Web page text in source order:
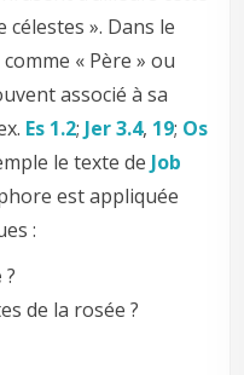
». Dans le
« Père » ou
associé à sa
Es 1.2; Jer 3.4, 19; Os
le texte de Job
est appliquée
:
?
de la rosée ?